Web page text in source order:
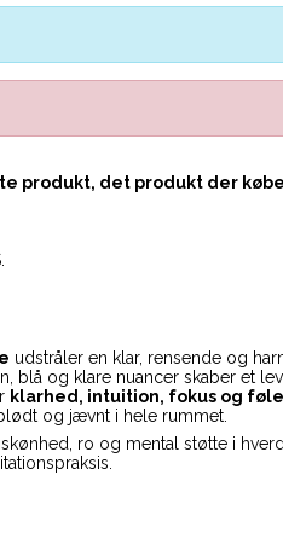
produkt, det produkt der
udstråler en klar, rensende og
blå og klare nuancer skaber et
klarhed, intuition, fokus og
og jævnt i hele rummet.
ro og mental støtte i